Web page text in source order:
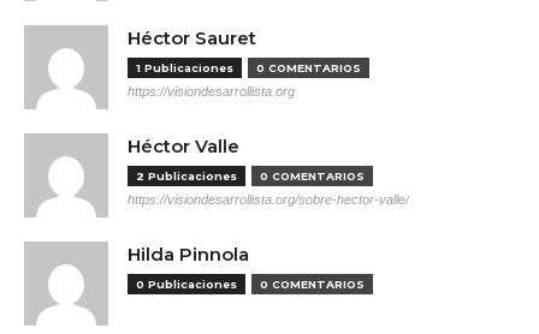
Héctor Sauret
1 Publicaciones 0 COMENTARIOS
https://visiondesarrollista.org
Héctor Valle
2 Publicaciones 0 COMENTARIOS
https://visiondesarrollista.org/sobre-hector-valle/
Hilda Pinnola
0 Publicaciones 0 COMENTARIOS